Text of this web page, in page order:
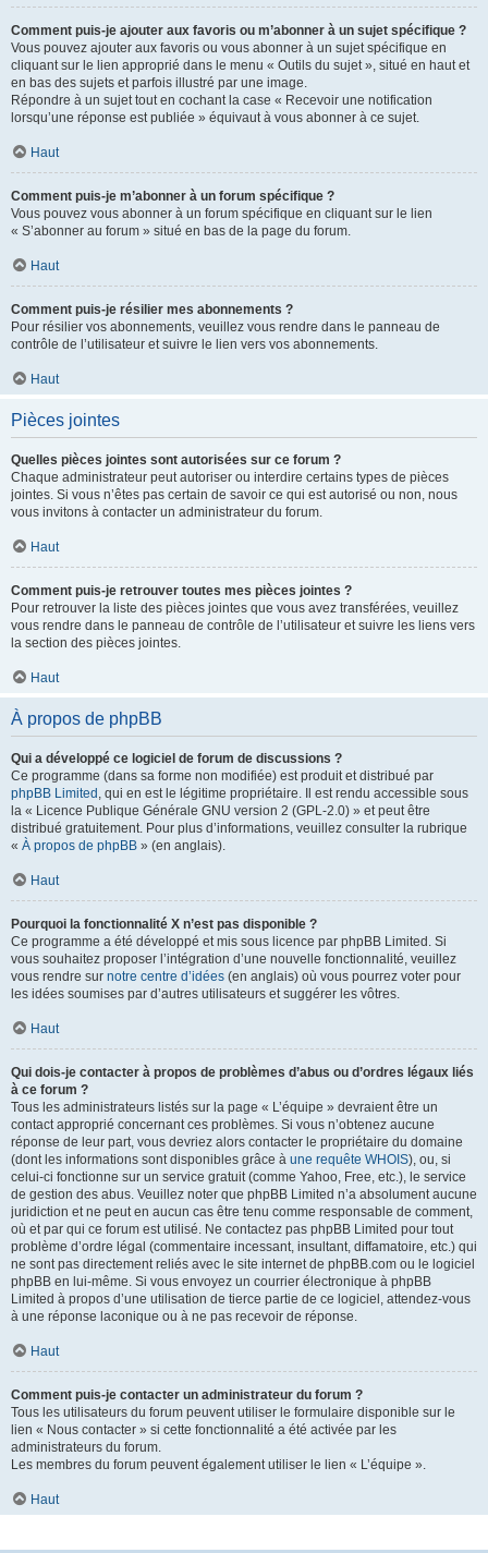
Comment puis-je ajouter aux favoris ou m’abonner à un sujet spécifique ?
Vous pouvez ajouter aux favoris ou vous abonner à un sujet spécifique en
cliquant sur le lien approprié dans le menu « Outils du sujet », situé en haut et
en bas des sujets et parfois illustré par une image.
Répondre à un sujet tout en cochant la case « Recevoir une notification
lorsqu’une réponse est publiée » équivaut à vous abonner à ce sujet.
Haut
Comment puis-je m’abonner à un forum spécifique ?
Vous pouvez vous abonner à un forum spécifique en cliquant sur le lien
« S’abonner au forum » situé en bas de la page du forum.
Haut
Comment puis-je résilier mes abonnements ?
Pour résilier vos abonnements, veuillez vous rendre dans le panneau de
contrôle de l’utilisateur et suivre le lien vers vos abonnements.
Haut
Pièces jointes
Quelles pièces jointes sont autorisées sur ce forum ?
Chaque administrateur peut autoriser ou interdire certains types de pièces
jointes. Si vous n’êtes pas certain de savoir ce qui est autorisé ou non, nous
vous invitons à contacter un administrateur du forum.
Haut
Comment puis-je retrouver toutes mes pièces jointes ?
Pour retrouver la liste des pièces jointes que vous avez transférées, veuillez
vous rendre dans le panneau de contrôle de l’utilisateur et suivre les liens vers
la section des pièces jointes.
Haut
À propos de phpBB
Qui a développé ce logiciel de forum de discussions ?
Ce programme (dans sa forme non modifiée) est produit et distribué par
phpBB Limited , qui en est le légitime propriétaire. Il est rendu accessible sous
la « Licence Publique Générale GNU version 2 (GPL-2.0) » et peut être
distribué gratuitement. Pour plus d’informations, veuillez consulter la rubrique
« À propos de phpBB » (en anglais).
Haut
Pourquoi la fonctionnalité X n’est pas disponible ?
Ce programme a été développé et mis sous licence par phpBB Limited. Si
vous souhaitez proposer l’intégration d’une nouvelle fonctionnalité, veuillez
vous rendre sur notre centre d’idées (en anglais) où vous pourrez voter pour
les idées soumises par d’autres utilisateurs et suggérer les vôtres.
Haut
Qui dois-je contacter à propos de problèmes d’abus ou d’ordres légaux liés
à ce forum ?
Tous les administrateurs listés sur la page « L’équipe » devraient être un
contact approprié concernant ces problèmes. Si vous n’obtenez aucune
réponse de leur part, vous devriez alors contacter le propriétaire du domaine
(dont les informations sont disponibles grâce à une requête WHOIS), ou, si
celui-ci fonctionne sur un service gratuit (comme Yahoo, Free, etc.), le service
de gestion des abus. Veuillez noter que phpBB Limited n’a absolument aucune
juridiction et ne peut en aucun cas être tenu comme responsable de comment,
où et par qui ce forum est utilisé. Ne contactez pas phpBB Limited pour tout
problème d’ordre légal (commentaire incessant, insultant, diffamatoire, etc.) qui
ne sont pas directement reliés avec le site internet de phpBB.com ou le logiciel
phpBB en lui-même. Si vous envoyez un courrier électronique à phpBB
Limited à propos d’une utilisation de tierce partie de ce logiciel, attendez-vous
à une réponse laconique ou à ne pas recevoir de réponse.
Haut
Comment puis-je contacter un administrateur du forum ?
Tous les utilisateurs du forum peuvent utiliser le formulaire disponible sur le
lien « Nous contacter » si cette fonctionnalité a été activée par les
administrateurs du forum.
Les membres du forum peuvent également utiliser le lien « L’équipe ».
Haut